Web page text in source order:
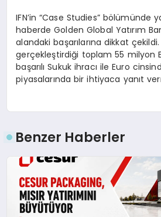
IFN’in “Case Studies” bölümünde
haberde Golden Global Yatırım
alandaki başarılarına dikkat çekildi.
gerçekleştirdiği toplam 55 milyon
başarılı Sukuk ihracı ile Euro
piyasalarında bir ihtiyaca yanıt
Benzer Haberler